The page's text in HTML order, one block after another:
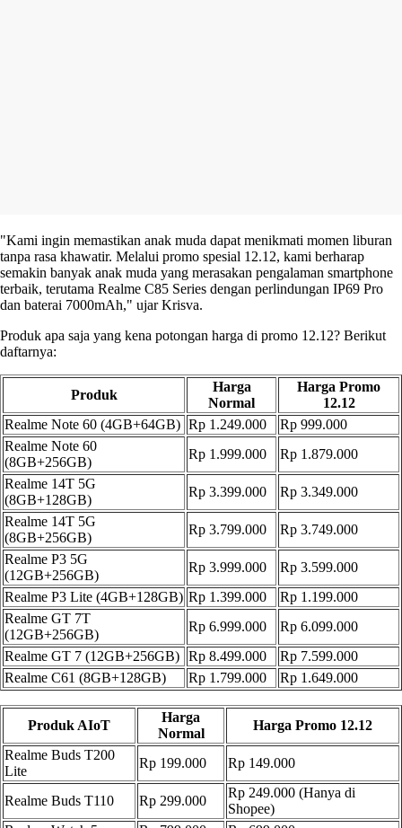
"Kami ingin memastikan anak muda dapat menikmati momen liburan
tanpa rasa khawatir. Melalui promo spesial 12.12, kami berharap
semakin banyak anak muda yang merasakan pengalaman smartphone
terbaik, terutama Realme C85 Series dengan perlindungan IP69 Pro
dan baterai 7000mAh," ujar Krisva.
Produk apa saja yang kena potongan harga di promo 12.12? Berikut
daftarnya:
Produk
Harga
Normal
Harga Promo
12.12
Realme Note 60 (4GB+64GB) Rp 1.249.000
Rp 999.000
Realme Note 60
(8GB+256GB)
Rp 1.999.000
Rp 1.879.000
Realme 14T 5G
(8GB+128GB)
Rp 3.399.000
Rp 3.349.000
Realme 14T 5G
(8GB+256GB)
Rp 3.799.000
Rp 3.749.000
Realme P3 5G
(12GB+256GB)
Rp 3.999.000
Rp 3.599.000
Realme P3 Lite (4GB+128GB) Rp 1.399.000
Rp 1.199.000
Realme GT 7T
(12GB+256GB)
Rp 6.999.000
Rp 6.099.000
Realme GT 7 (12GB+256GB) Rp 8.499.000
Rp 7.599.000
Realme C61 (8GB+128GB)
Rp 1.799.000 Rp 1.649.000
Produk AIoT
Harga
Normal
Harga Promo 12.12
Realme Buds T200
Lite
Rp 199.000 Rp 149.000
Realme Buds T110 Rp 299.000
Rp 249.000 (Hanya di
Shopee)